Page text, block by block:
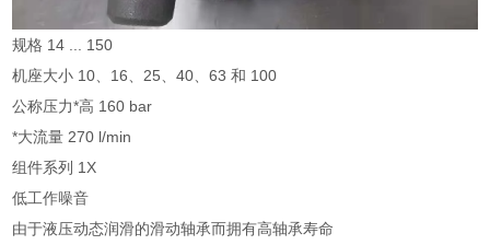
规格 14 ... 150
机座大小 10、16、25、40、63 和 100
公称压力*高 160 bar
*大流量 270 l/min
组件系列 1X
低工作噪音
由于液压动态润滑的滑动轴承而拥有高轴承寿命